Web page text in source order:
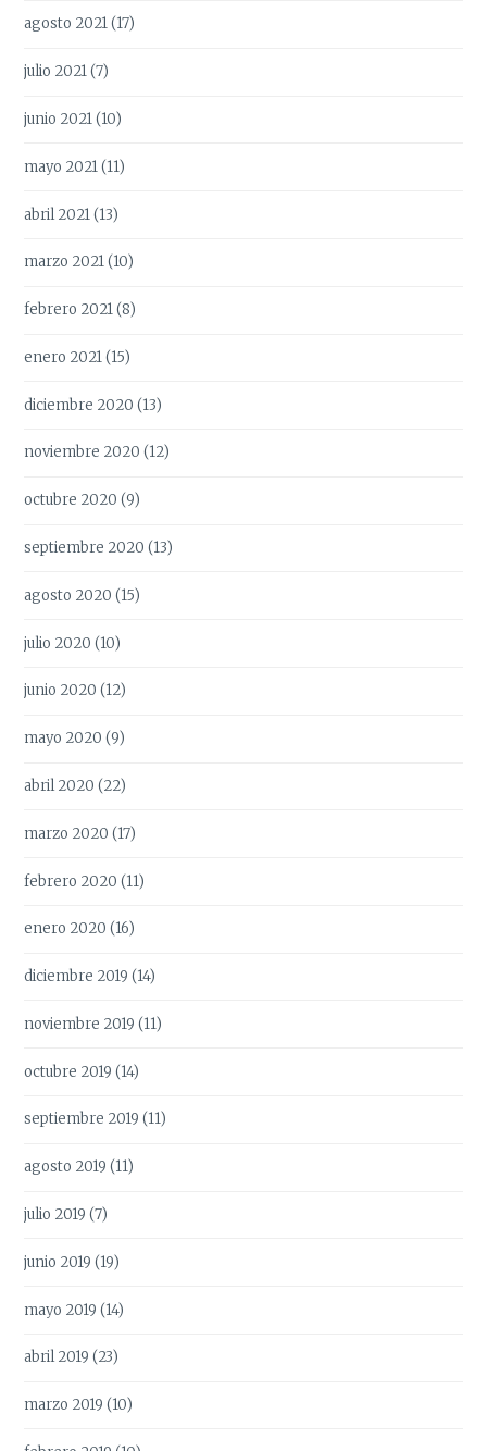
agosto 2021(17)
julio 2021(7)
junio 2021(10)
mayo 2021(11)
abril 2021(13)
marzo 2021(10)
febrero 2021(8)
enero 2021(15)
diciembre 2020 (13)
noviembre 2020 (12)
octubre 2020 (9)
septiembre 2020 (13)
agosto 2020 (15)
julio 2020 (10)
junio 2020 (12)
mayo 2020 (9)
abril 2020 (22)
marzo 2020 (17)
febrero 2020 (11)
enero 2020 (16)
diciembre 2019 (14)
noviembre 2019 (11)
octubre 2019 (14)
septiembre 2019 (11)
agosto 2019 (11)
julio 2019 (7)
junio 2019 (19)
mayo 2019 (14)
abril 2019 (23)
marzo 2019 (10)